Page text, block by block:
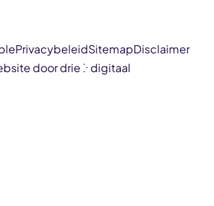
PrivacybeleidSitemapDisclaimer
door drie ⴾ digitaal